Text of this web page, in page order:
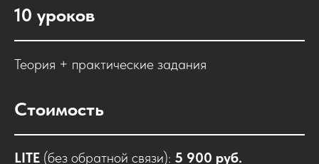
10 уроков
Теория + практические задания
Стоимость
LITE (без обратной связи): 5 900 руб.